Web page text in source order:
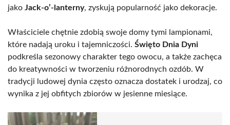
jako Jack-o’-lanterny, zyskują popularność jako dekoracje.
Właściciele chętnie zdobią swoje domy tymi lampionami,
które nadają uroku i tajemniczości. Święto Dnia Dyni
podkreśla sezonowy charakter tego owocu, a także zachęca
do kreatywności w tworzeniu różnorodnych ozdób. W
tradycji ludowej dynia często oznacza dostatek i urodzaj, co
wynika z jej obfitych zbiorów w jesienne miesiące.